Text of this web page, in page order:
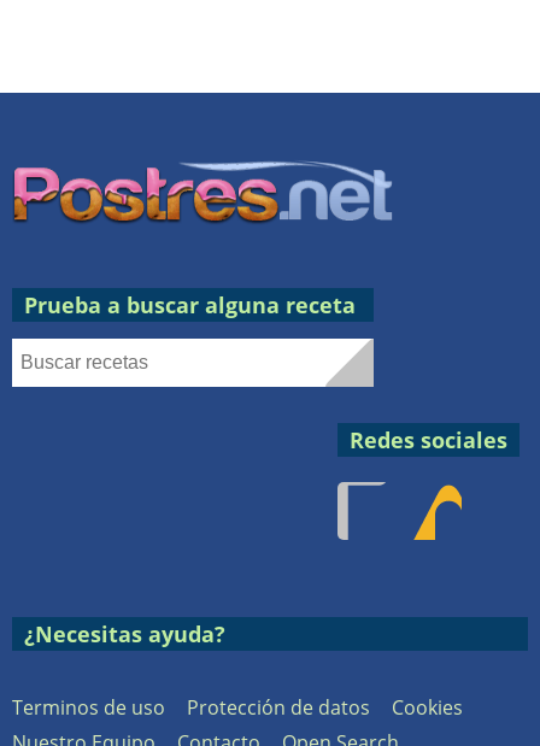
Prueba a buscar alguna receta
Redes sociales
Facebook
¿Necesitas ayuda?
Terminos de uso Protección de datos
Cookies